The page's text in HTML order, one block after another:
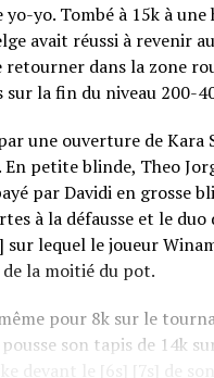
yo. Tombé à 15k à une
avait réussi à revenir
retourner dans la zone
sur la fin du niveau 200-
une ouverture de Kara
petite blinde, Theo
par Davidi en grosse
à la défausse et le duo
sur lequel le joueur
la moitié du pot.
pour 8k sur le
son tapis de 14k